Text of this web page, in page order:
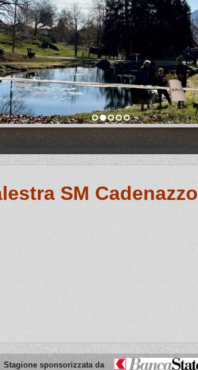
SM Cadenazzo
Stagione sponsorizzata da